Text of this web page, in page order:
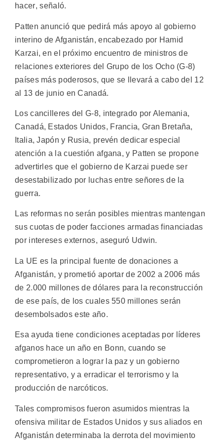
hacer, señaló.
Patten anunció que pedirá más apoyo al gobierno
interino de Afganistán, encabezado por Hamid
Karzai, en el próximo encuentro de ministros de
relaciones exteriores del Grupo de los Ocho (G-8)
países más poderosos, que se llevará a cabo del 12
al 13 de junio en Canadá.
Los cancilleres del G-8, integrado por Alemania,
Canadá, Estados Unidos, Francia, Gran Bretaña,
Italia, Japón y Rusia, prevén dedicar especial
atención a la cuestión afgana, y Patten se propone
advertirles que el gobierno de Karzai puede ser
desestabilizado por luchas entre señores de la
guerra.
Las reformas no serán posibles mientras mantengan
sus cuotas de poder facciones armadas financiadas
por intereses externos, aseguró Udwin.
La UE es la principal fuente de donaciones a
Afganistán, y prometió aportar de 2002 a 2006 más
de 2.000 millones de dólares para la reconstrucción
de ese país, de los cuales 550 millones serán
desembolsados este año.
Esa ayuda tiene condiciones aceptadas por líderes
afganos hace un año en Bonn, cuando se
comprometieron a lograr la paz y un gobierno
representativo, y a erradicar el terrorismo y la
producción de narcóticos.
Tales compromisos fueron asumidos mientras la
ofensiva militar de Estados Unidos y sus aliados en
Afganistán determinaba la derrota del movimiento